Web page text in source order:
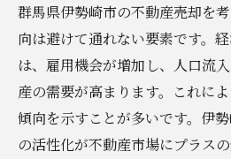
経済指標を活用した売
不動産売却を急ぐべき
ース
伊勢崎市での不動産売
売主が知っておくべき
群馬県伊勢崎市の不動産売却を
向は避けて通れない要素です。
は、雇用機会が増加し、人口流
産の需要が高まります。これに
傾向を示すことが多いです。伊
の活性化が不動産市場にプラス